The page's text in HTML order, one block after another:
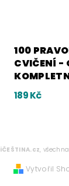
100
CVIČENÍ -
189 Kč
iČEŠTINA.cz,
Vytvořil